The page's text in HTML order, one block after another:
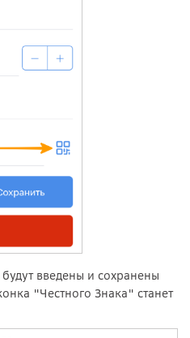
введены и сохранены
"Честного Знака" станет